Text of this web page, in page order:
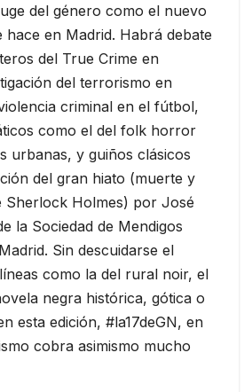
del género como el nuevo
hace en Madrid. Habrá debate
del True Crime en
del terrorismo en
criminal en el fútbol,
como el del folk horror
urbanas, y guiños clásicos
del gran hiato (muerte y
Sherlock Holmes) por José
la Sociedad de Mendigos
Sin descuidarse el
como la del rural noir, el
negra histórica, gótica o
esta edición, #la17deGN, en
cobra asimismo mucho